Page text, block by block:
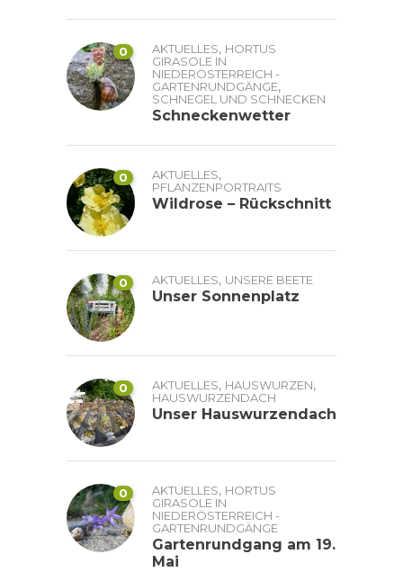
0 AKTUELLES, HORTUS
GIRASOLE IN
NIEDERÖSTERREICH -
GARTENRUNDGÄNGE,
SCHNEGEL UND SCHNECKEN
Schneckenwetter
0 AKTUELLES,
PFLANZENPORTRAITS
Wildrose – Rückschnitt
0 AKTUELLES, UNSERE BEETE
Unser Sonnenplatz
0 AKTUELLES, HAUSWURZEN,
HAUSWURZENDACH
Unser Hauswurzendach
0 AKTUELLES, HORTUS
GIRASOLE IN
NIEDERÖSTERREICH -
GARTENRUNDGÄNGE
Gartenrundgang am 19.
Mai